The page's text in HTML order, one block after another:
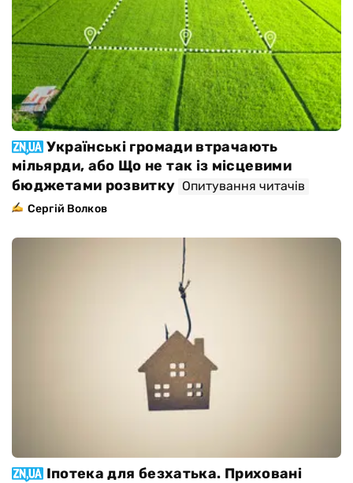
Українські громади втрачають
мільярди, або Що не так із місцевими
бюджетами розвитку Опитування читачів
Сергій Волков
Іпотека для безхатька. Приховані